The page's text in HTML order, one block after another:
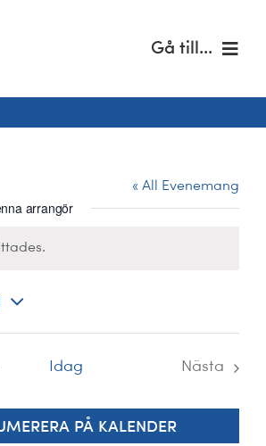
Gå till...
Musik & kultur
Barn & unga
« All Evenemang
arrangör
Idag
Nästa
PÅ KALENDER